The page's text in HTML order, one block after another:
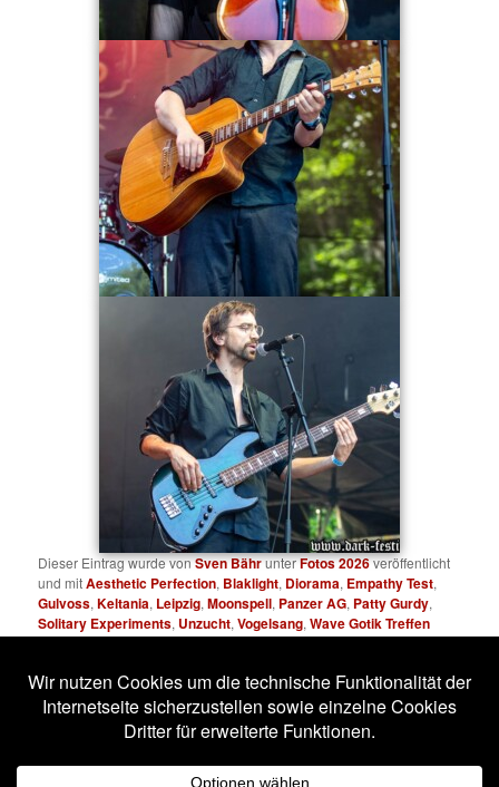
Dieser Eintrag wurde vonSven BährunterFotos 2026veröffentlicht
und mitAesthetic Perfection, Blaklight, Diorama, Empathy Test,
Gulvoss,Keltania, Leipzig,Moonspell, Panzer AG, Patty Gurdy,
Solitary Experiments, Unzucht,Vogelsang,Wave Gotik Treffen
verschlagwortet. Setze ein Lesezeichen für denPermalink.
Impressum